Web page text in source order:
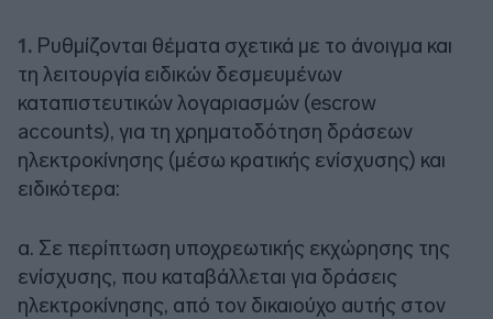
1. Ρυθμίζονται θέματα σχετικά με το άνοιγμα και
τη λειτουργία ειδικών δεσμευμένων
καταπιστευτικών λογαριασμών (escrow
accounts), για τη χρηματοδότηση δράσεων
ηλεκτροκίνησης (μέσω κρατικής ενίσχυσης) και
ειδικότερα:
α. Σε περίπτωση υποχρεωτικής εκχώρησης της
ενίσχυσης, που καταβάλλεται για δράσεις
ηλεκτροκίνησης, από τον δικαιούχο αυτής στον